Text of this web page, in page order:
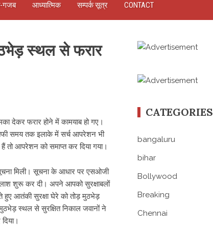
गजब आध्यात्मिक सम्पर्क सूत्र CONTACT
स्थल से फरार
देकर फरार होने में कामयाब हो गए।
समय तक इलाके में सर्च आपरेशन भी
तो आपरेशन को समाप्त कर दिया गया।
सूचना मिली। सूचना के आधार पर एसओजी
शुरू कर दी। अपने आपको सुरक्षाबलों
हुए आतंकी सुरक्षा घेरे को तोड़ मुठभेड़
स्थल से सुरक्षित निकाल जवानों ने
CATEGORIES
bangaluru
bihar
Bollywood
Breaking
Chennai